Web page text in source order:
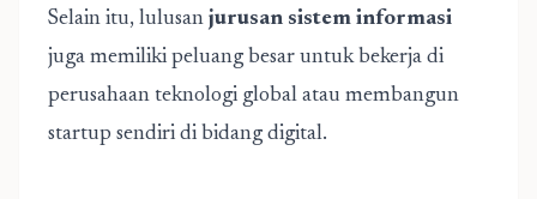
Selain itu, lulusan jurusan sistem informasi
juga memiliki peluang besar untuk bekerja di
perusahaan teknologi global atau membangun
startup sendiri di bidang digital.